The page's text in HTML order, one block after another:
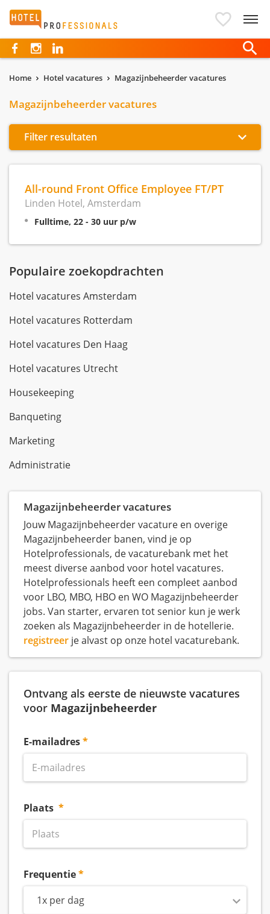
Hotelprofessionals
Home Hotel vacatures Magazijnbeheerder vacatures
Magazijnbeheerder vacatures
Filter resultaten
All-round Front Office Employee FT/PT
Linden Hotel, Amsterdam
Fulltime, 22 - 30 uur p/w
Populaire zoekopdrachten
Hotel vacatures Amsterdam
Hotel vacatures Rotterdam
Hotel vacatures Den Haag
Hotel vacatures Utrecht
Housekeeping
Banqueting
Marketing
Administratie
Magazijnbeheerder vacatures
Jouw Magazijnbeheerder vacature en overige
Magazijnbeheerder banen, vind je op
Hotelprofessionals, de vacaturebank met het
meest diverse aanbod voor hotel vacatures.
Hotelprofessionals heeft een compleet aanbod
voor LBO, MBO, HBO en WO Magazijnbeheerder
jobs. Van starter, ervaren tot senior kun je werk
zoeken als Magazijnbeheerder in de hotellerie.
registreer je alvast op onze hotel vacaturebank.
Ontvang als eerste de nieuwste vacatures
voor Magazijnbeheerder
E-mailadres
Plaats
Frequentie
1x per dag